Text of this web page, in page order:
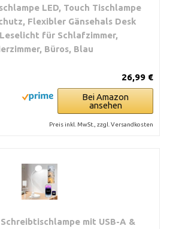
LED, Touch Tischlampe
Flexibler Gänsehals Desk
für Schlafzimmer,
Büros, Blau
26,99 €
Bei Amazon
ansehen
Preis inkl. MwSt., zzgl. Versandkosten
mit USB-A &